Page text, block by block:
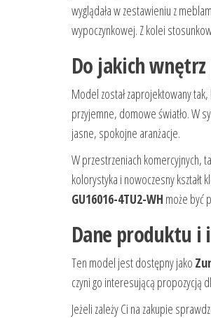
wyglądała w zestawieniu z
wypoczynkowej. Z kolei
Do jakich wnętrz
Model został zaprojektowany
przyjemne, domowe światło. W
jasne, spokojne aranżacje.
W przestrzeniach komercyjnych,
kolorystyka i nowoczesny kształt
GU16016-4TU2-WH może być
Dane produktu i
Ten model jest dostępny jako
czyni go interesującą propozycją
Jeżeli zależy Ci na zakupie